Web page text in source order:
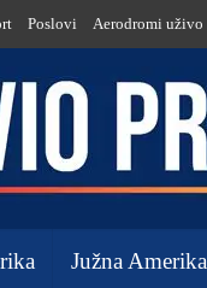
Poslovi Aerodromi uživo
Južna Amerika